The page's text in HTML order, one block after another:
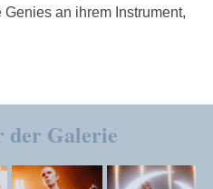
an ihrem Instrument,
Galerie